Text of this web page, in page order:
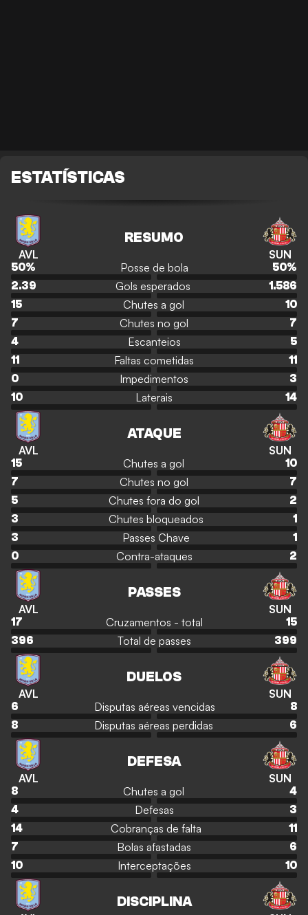
ESTATÍSTICAS
AVL
RESUMO
SUN
50% Posse de bola 50%
2.39
Gols esperados
1.586
15
Chutes a gol
10
7
Chutes no gol
7
4
Escanteios
5
11
Faltas cometidas
11
0
Impedimentos
3
10
Laterais 14
AVL
ATAQUE
SUN
15 Chutes a gol
10
7
Chutes no gol
7
5
Chutes fora do gol
2
3
Chutes bloqueados
1
3
Passes Chave
1
0
Contra-ataques 2
AVL
PASSES
SUN
17 Cruzamentos - total
15
396
Total de passes 399
AVL
DUELOS
SUN
6 Disputas aéreas vencidas
8
8
Disputas aéreas perdidas 6
AVL
DEFESA
SUN
8 Chutes a gol
4
4
Defesas
3
14
Cobranças de falta
11
7
Bolas afastadas
6
10
Interceptações 10
DISCIPLINA